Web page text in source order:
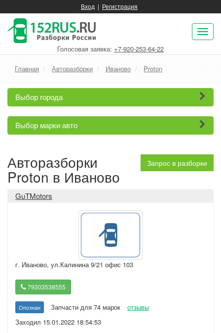
Вход | Регистрация
Голосовая заявка: +7-920-253-64-22
Главная Авторазборки Иваново Proton
Выбор города
Выбор марки авто
Запрос в разборки
Авторазборки
Proton в Иваново
GuTMotors
г. Иваново, ул.Калинина 9/21 офис 103
79303538555
Опознан Запчасти для 74 марок
отзывы
Заходил 15.01.2022 18:54:53